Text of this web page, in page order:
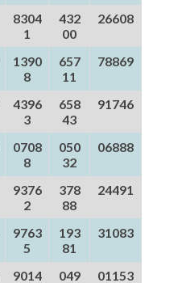
8304
1
432
00
26608
1390
8
657
11
78869
4396
3
658
43
91746
0708
8
050
32
06888
9376
2
378
88
24491
9763
5
193
81
31083
9014
049
01153